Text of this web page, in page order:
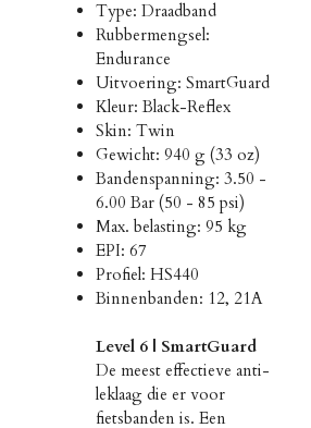
Type: Draadband
Rubbermengsel:
Endurance
Uitvoering: SmartGuard
Kleur: Black-Reflex
Skin: Twin
Gewicht: 940 g (33 oz)
Bandenspanning: 3.50 -
6.00 Bar (50 - 85 psi)
Max. belasting: 95 kg
EPI: 67
Profiel: HS440
Binnenbanden: 12, 21A
Level 6 | SmartGuard
De meest effectieve anti-
leklaag die er voor
fietsbanden is. Een